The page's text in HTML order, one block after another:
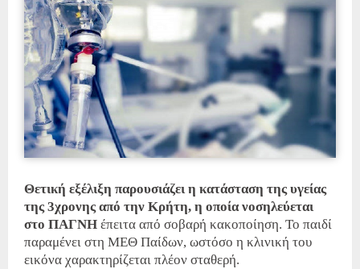
Θετική εξέλιξη παρουσιάζει η κατάσταση της υγείας
της 3χρονης από την Κρήτη, η οποία νοσηλεύεται
στο ΠΑΓΝΗ έπειτα από σοβαρή κακοποίηση. Το παιδί
παραμένει στη ΜΕΘ Παίδων, ωστόσο η κλινική του
εικόνα χαρακτηρίζεται πλέον σταθερή.